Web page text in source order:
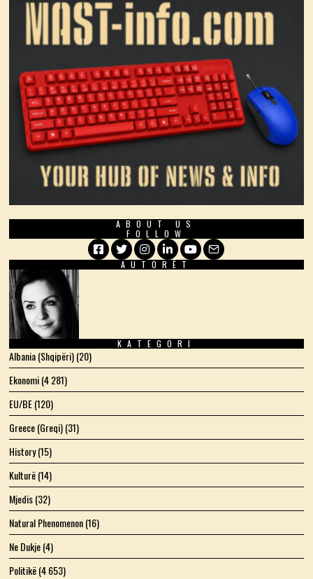
ABOUT US
FOLLOW
Facebook
TwitterInstagram
LinkedIn
YouTube
Email
AUTORËT
KATEGORI
Albania (Shqipëri)(20)
Ekonomi(4 281)
EU/BE(120)
Greece (Greqi)(31)
History(15)
Kulturë(14)
Mjedis(32)
Natural Phenomenon(16)
Ne Dukje(4)
Politikë(4 653)